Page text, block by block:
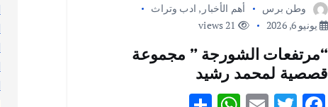
وطن برس أهم الأخبار , ادب وتراث
يونيو 6, 2026
“مرتفعات الشورجة ” مجموعة
قصصية لمحمد رشيد